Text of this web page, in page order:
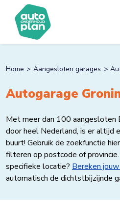
Home Aangesloten garages
Autogarage
Met meer dan 100 aangesloten
door heel Nederland, is er altijd
buurt! Gebruik de zoekfunctie
filteren op postcode of
specifieke locatie? Bereken
automatisch de dichtstbijzijnde